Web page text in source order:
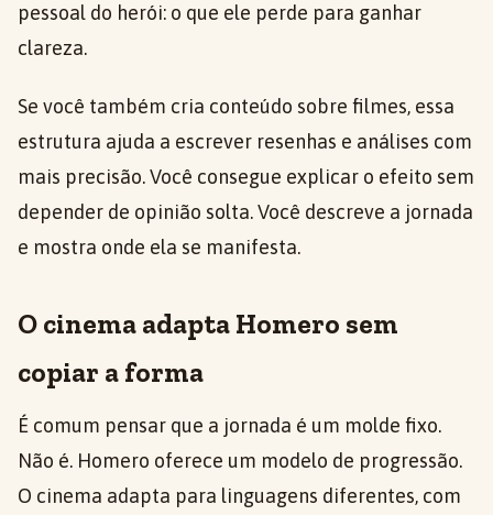
pessoal do herói: o que ele perde para ganhar
clareza.
Se você também cria conteúdo sobre filmes, essa
estrutura ajuda a escrever resenhas e análises com
mais precisão. Você consegue explicar o efeito sem
depender de opinião solta. Você descreve a jornada
e mostra onde ela se manifesta.
O cinema adapta Homero sem
copiar a forma
É comum pensar que a jornada é um molde fixo.
Não é. Homero oferece um modelo de progressão.
O cinema adapta para linguagens diferentes, com